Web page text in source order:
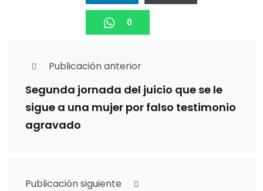
0
Publicación anterior
Segunda jornada del juicio que se le
sigue a una mujer por falso testimonio
agravado
Publicación siguiente